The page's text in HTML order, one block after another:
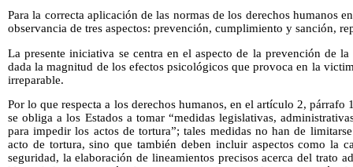
Para la correcta aplicación de las normas de los derechos humanos
observancia de tres aspectos: prevención, cumplimiento y sanción,
La presente iniciativa se centra en el aspecto de la prevención de
dada la magnitud de los efectos psicológicos que provoca en la
irreparable.
Por lo que respecta a los derechos humanos, en el artículo 2,
se obliga a los Estados a tomar “medidas legislativas,
para impedir los actos de tortura”; tales medidas no han de
acto de tortura, sino que también deben incluir aspectos como la
seguridad, la elaboración de lineamientos precisos acerca del trato